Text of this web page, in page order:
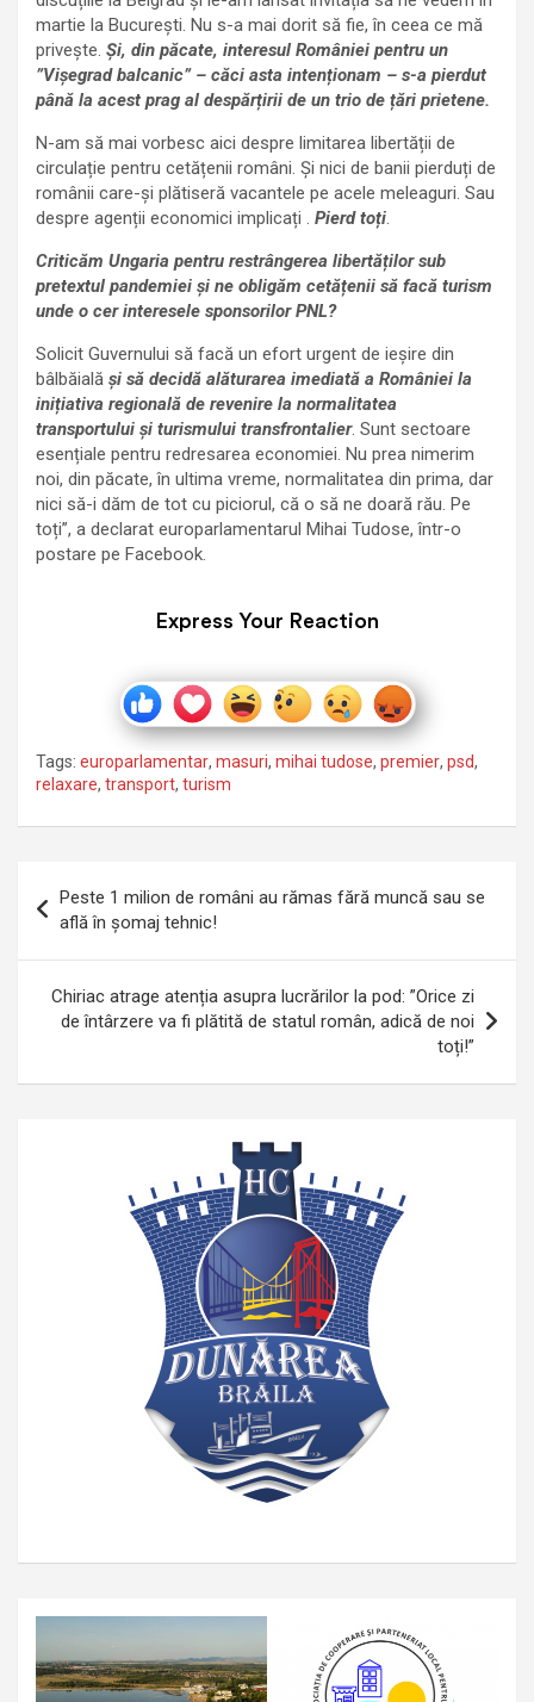
martie la București. Nu s-a mai dorit să fie, în ceea ce mă
privește. Și, din păcate, interesul României pentru un
”Vișegrad balcanic” – căci asta intenționam – s-a pierdut
până la acest prag al despărțirii de un trio de țări prietene.
N-am să mai vorbesc aici despre limitarea libertății de
circulație pentru cetățenii români. Și nici de banii pierduți de
românii care-și plătiseră vacantele pe acele meleaguri. Sau
despre agenții economici implicați . Pierd toți.
Criticăm Ungaria pentru restrângerea libertăților sub
pretextul pandemiei și ne obligăm cetățenii să facă turism
unde o cer interesele sponsorilor PNL?
Solicit Guvernului să facă un efort urgent de ieșire din
bâlbăială și să decidă alăturarea imediată a României la
inițiativa regională de revenire la normalitatea
transportului și turismului transfrontalier. Sunt sectoare
esențiale pentru redresarea economiei. Nu prea nimerim
noi, din păcate, în ultima vreme, normalitatea din prima, dar
nici să-i dăm de tot cu piciorul, că o să ne doară rău. Pe
toți”, a declarat europarlamentarul Mihai Tudose, într-o
postare pe Facebook.
Express Your Reaction
Tags: europarlamentar, masuri, mihai tudose, premier, psd,
relaxare, transport, turism
în
articole
Peste 1 milion de români au rămas fără muncă sau se
află în șomaj tehnic!
Chiriac atrage atenția asupra lucrărilor la pod: ”Orice zi
de întârzere va fi plătită de statul român, adică de noi
toți!”